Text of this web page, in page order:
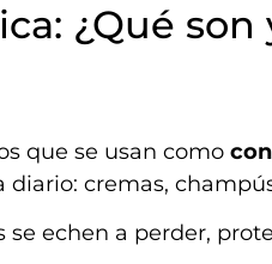
¿Qué
que se usan como
cremas,
echen a perder,